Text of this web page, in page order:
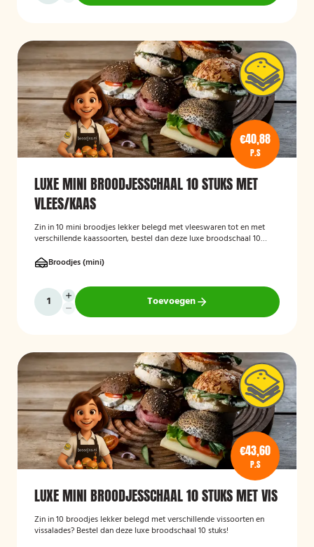
€40,88
P.S
LUXE MINI BROODJESSCHAAL 10 STUKS MET
VLEES/KAAS
Zin in 10 mini broodjes lekker belegd met vleeswaren tot en met
verschillende kaassoorten, bestel dan deze luxe broodschaal 10
Broodjes (mini)
Toevoegen
€43,60
P.S
LUXE MINI BROODJESSCHAAL 10 STUKS MET VIS
Zin in 10 broodjes lekker belegd met verschillende vissoorten en
vissalades? Bestel dan deze luxe broodschaal 10 stuks!